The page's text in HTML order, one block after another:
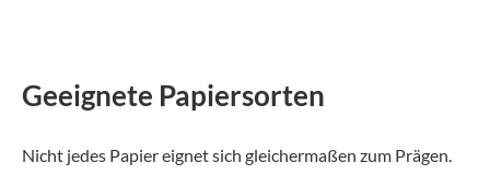
Geeignete Papiersorten
Nicht jedes Papier eignet sich gleichermaßen zum Prägen.